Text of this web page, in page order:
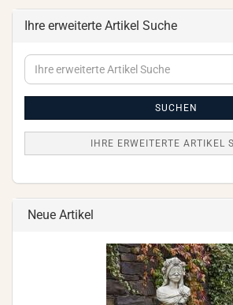
Ihre erweiterte Artikel Suche
Ihre
erweiterte
SUCHEN
IHRE ERWEITERTE ARTIKEL
Neue Artikel